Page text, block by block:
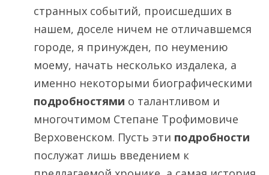
странных событий, происшедших в
нашем, доселе ничем не отличавшемся
городе, я принужден, по неумению
моему, начать несколько издалека, а
именно некоторыми биографическими
подробностями о талантливом и
многочтимом Степане Трофимовиче
Верховенском. Пусть эти подробности
послужат лишь введением к